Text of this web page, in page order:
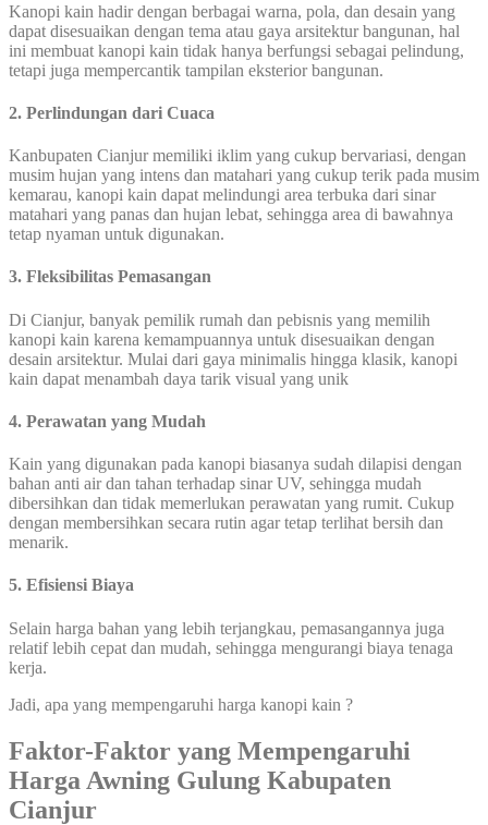
Kanopi kain hadir dengan berbagai warna, pola, dan desain yang
dapat disesuaikan dengan tema atau gaya arsitektur bangunan, hal
ini membuat kanopi kain tidak hanya berfungsi sebagai pelindung,
tetapi juga mempercantik tampilan eksterior bangunan.
2. Perlindungan dari Cuaca
Kanbupaten Cianjur memiliki iklim yang cukup bervariasi, dengan
musim hujan yang intens dan matahari yang cukup terik pada musim
kemarau, kanopi kain dapat melindungi area terbuka dari sinar
matahari yang panas dan hujan lebat, sehingga area di bawahnya
tetap nyaman untuk digunakan.
3. Fleksibilitas Pemasangan
Di Cianjur, banyak pemilik rumah dan pebisnis yang memilih
kanopi kain karena kemampuannya untuk disesuaikan dengan
desain arsitektur. Mulai dari gaya minimalis hingga klasik, kanopi
kain dapat menambah daya tarik visual yang unik
4. Perawatan yang Mudah
Kain yang digunakan pada kanopi biasanya sudah dilapisi dengan
bahan anti air dan tahan terhadap sinar UV, sehingga mudah
dibersihkan dan tidak memerlukan perawatan yang rumit. Cukup
dengan membersihkan secara rutin agar tetap terlihat bersih dan
menarik.
5. Efisiensi Biaya
Selain harga bahan yang lebih terjangkau, pemasangannya juga
relatif lebih cepat dan mudah, sehingga mengurangi biaya tenaga
kerja.
Jadi, apa yang mempengaruhi harga kanopi kain ?
Faktor-Faktor yang Mempengaruhi
Harga Awning Gulung Kabupaten
Cianjur